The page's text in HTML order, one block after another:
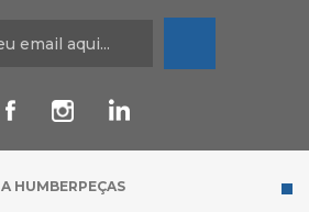
A HUMBERPEÇAS